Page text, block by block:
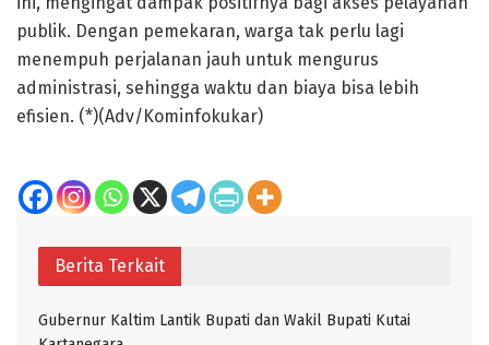
publik. Dengan pemekaran, warga tak perlu lagi
menempuh perjalanan jauh untuk mengurus
administrasi, sehingga waktu dan biaya bisa lebih
efisien. (*)(Adv/Kominfokukar)
Berita Terkait
Gubernur Kaltim Lantik Bupati dan Wakil Bupati Kutai